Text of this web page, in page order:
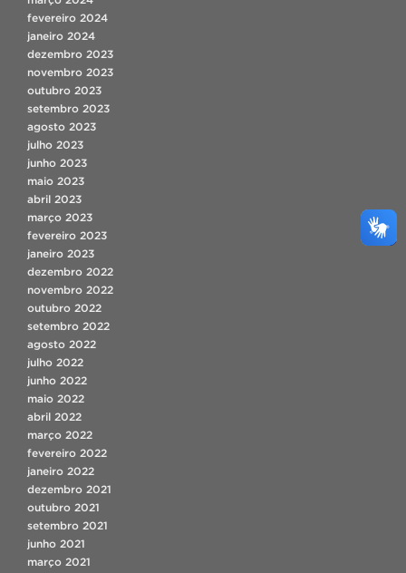
fevereiro 2024
janeiro 2024
dezembro 2023
novembro 2023
outubro 2023
setembro 2023
agosto 2023
julho 2023
junho 2023
maio 2023
abril 2023
março 2023
fevereiro 2023
janeiro 2023
dezembro 2022
novembro 2022
outubro 2022
setembro 2022
agosto 2022
julho 2022
junho 2022
maio 2022
abril 2022
março 2022
fevereiro 2022
janeiro 2022
dezembro 2021
outubro 2021
setembro 2021
junho 2021
março 2021